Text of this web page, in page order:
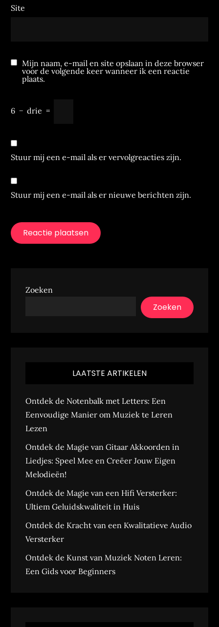
Site
Mijn naam, e-mail en site opslaan in deze browser
voor de volgende keer wanneer ik een reactie
plaats.
6 − drie =
Stuur mij een e-mail als er vervolgreacties zijn.
Stuur mij een e-mail als er nieuwe berichten zijn.
Zoeken
Zoeken
LAATSTE ARTIKELEN
Ontdek de Notenbalk met Letters: Een
Eenvoudige Manier om Muziek te Leren
Lezen
Ontdek de Magie van Gitaar Akkoorden in
Liedjes: Speel Mee en Creëer Jouw Eigen
Melodieën!
Ontdek de Magie van een Hifi Versterker:
Ultiem Geluidskwaliteit in Huis
Ontdek de Kracht van een Kwalitatieve Audio
Versterker
Ontdek de Kunst van Muziek Noten Leren:
Een Gids voor Beginners